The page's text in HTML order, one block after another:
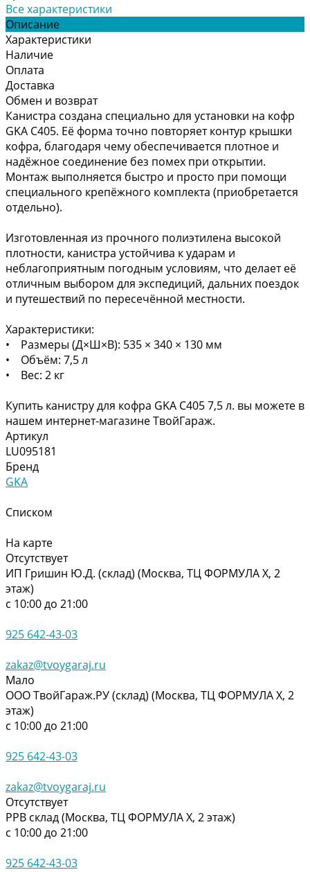
Все характеристики
Описание
Характеристики
Наличие
Оплата
Доставка
Обмен и возврат
Канистра создана специально для установки на кофр
GKA C405. Её форма точно повторяет контур крышки
кофра, благодаря чему обеспечивается плотное и
надёжное соединение без помех при открытии.
Монтаж выполняется быстро и просто при помощи
специального крепёжного комплекта (приобретается
отдельно).
Изготовленная из прочного полиэтилена высокой
плотности, канистра устойчива к ударам и
неблагоприятным погодным условиям, что делает её
отличным выбором для экспедиций, дальних поездок
и путешествий по пересечённой местности.
Характеристики:
• Размеры (Д×Ш×В): 535 × 340 × 130 мм
• Объём: 7,5 л
• Вес: 2 кг
Купить канистру для кофра GKA С405 7,5 л. вы можете в
нашем интернет-магазине ТвойГараж.
Артикул
LU095181
Бренд
GKA
Списком
На карте
Отсутствует
ИП Гришин Ю.Д. (склад) (Москва, ТЦ ФОРМУЛА Х, 2
этаж)
с 10:00 до 21:00
925 642-43-03
zakaz@tvoygaraj.ru
Мало
ООО ТвойГараж.РУ (склад) (Москва, ТЦ ФОРМУЛА Х, 2
этаж)
с 10:00 до 21:00
925 642-43-03
zakaz@tvoygaraj.ru
Отсутствует
РРВ склад (Москва, ТЦ ФОРМУЛА Х, 2 этаж)
с 10:00 до 21:00
925 642-43-03